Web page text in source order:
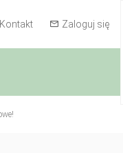
Kontakt Zaloguj się